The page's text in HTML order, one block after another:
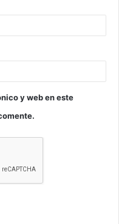
y web en este